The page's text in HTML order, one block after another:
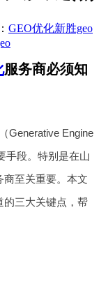
GEO优化新胜geo
服务商必须知
Generative Engine
手段。特别是在山
至关重要。本文
的三大关键点，帮